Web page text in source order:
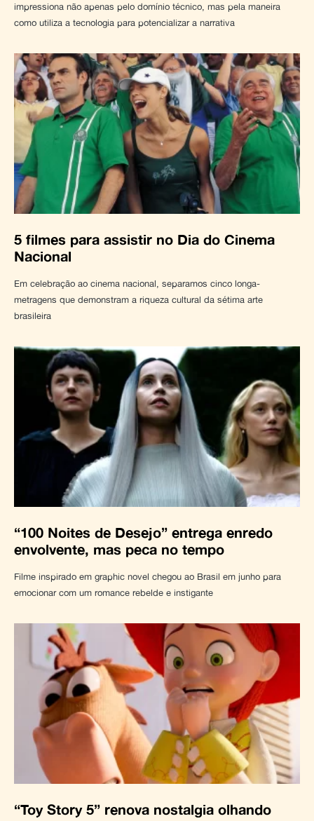
impressiona não apenas pelo domínio técnico, mas pela maneira
como utiliza a tecnologia para potencializar a narrativa
5 filmes para assistir no Dia do Cinema
Nacional
Em celebração ao cinema nacional, separamos cinco longa-
metragens que demonstram a riqueza cultural da sétima arte
brasileira
“100 Noites de Desejo” entrega enredo
envolvente, mas peca no tempo
Filme inspirado em graphic novel chegou ao Brasil em junho para
emocionar com um romance rebelde e instigante
“Toy Story 5” renova nostalgia olhando